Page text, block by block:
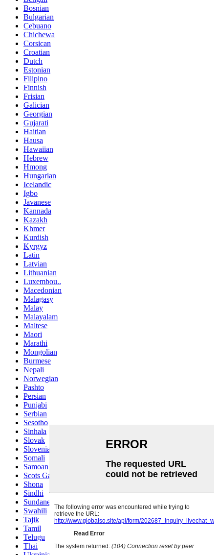
Bosnian
Bulgarian
Cebuano
Chichewa
Corsican
Croatian
Dutch
Estonian
Filipino
Finnish
Frisian
Galician
Georgian
Gujarati
Haitian
Hausa
Hawaiian
Hebrew
Hmong
Hungarian
Icelandic
Igbo
Javanese
Kannada
Kazakh
Khmer
Kurdish
Kyrgyz
Latin
Latvian
Lithuanian
Luxembou..
Macedonian
Malagasy
Malay
Malayalam
Maltese
Maori
Marathi
Mongolian
Burmese
Nepali
Norwegian
Pashto
Persian
Punjabi
Serbian
Sesotho
Sinhala
Slovak
Slovenian
Somali
Samoan
Scots Gaelic
Shona
Sindhi
Sundanese
Swahili
Tajik
Tamil
Telugu
Thai